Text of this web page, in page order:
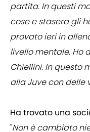
partita. In questi
cose e stasera gli
provato ieri in
livello mentale. Ho
Chiellini. In questo
alla Juve con delle
Ha trovato una
"Non è cambiato